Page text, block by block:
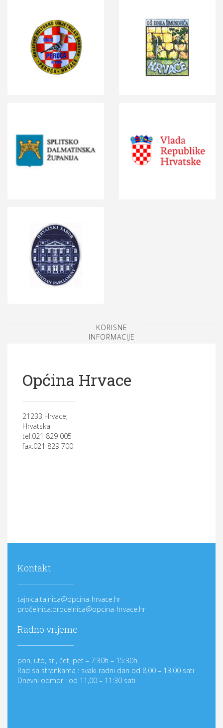
KORISNE
INFORMACIJE
Općina Hrvace
21233 Hrvace,
Hrvatska
tel:021 829 005
fax:021 829 700
Kontakt
tajnica:tajnica@opcina-hrvace.hr
pročelnica:procelnica@opcina-hrvace.hr
Radno vrijeme
pon, uto, sri, čet, pet – 7:30h – 15:30h
Rad sa strankama : svaki radni dan od 8,00 – 13,00 sati
Dnevni odmor : od 11,00 – 11:30 sati